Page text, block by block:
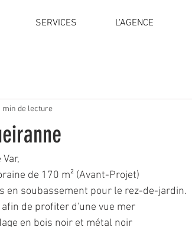
SERVICES L'AGENCE
min de lecture
de 170 m² (Avant-Projet)
en soubassement pour le rez-de-jardin.
de profiter d'une vue mer
en bois noir et métal noir